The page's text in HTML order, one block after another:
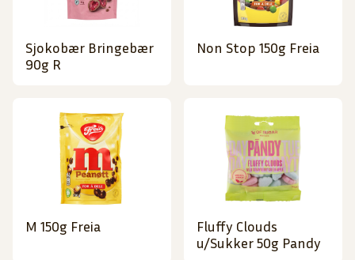
Sjokobær Bringebær
90g R
Non Stop 150g Freia
M 150g Freia
Fluffy Clouds
u/Sukker 50g Pandy